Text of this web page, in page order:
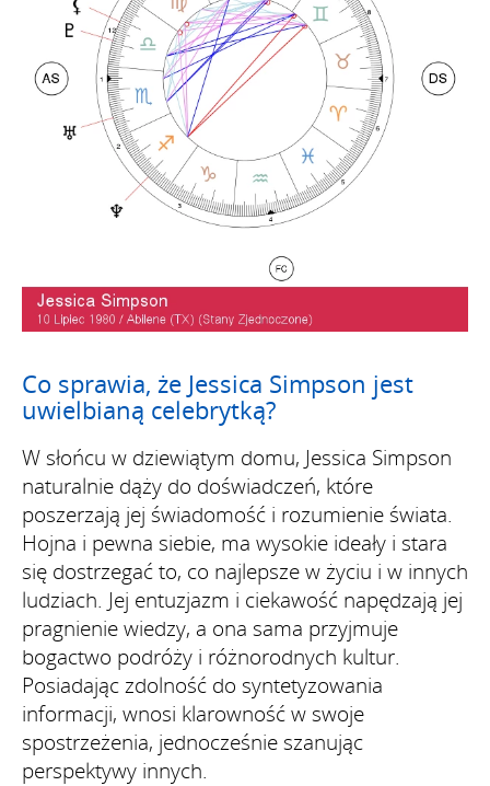
Co sprawia, że Jessica Simpson jest
uwielbianą celebrytką?
W słońcu w dziewiątym domu, Jessica Simpson
naturalnie dąży do doświadczeń, które
poszerzają jej świadomość i rozumienie świata.
Hojna i pewna siebie, ma wysokie ideały i stara
się dostrzegać to, co najlepsze w życiu i w innych
ludziach. Jej entuzjazm i ciekawość napędzają jej
pragnienie wiedzy, a ona sama przyjmuje
bogactwo podróży i różnorodnych kultur.
Posiadając zdolność do syntetyzowania
informacji, wnosi klarowność w swoje
spostrzeżenia, jednocześnie szanując
perspektywy innych.